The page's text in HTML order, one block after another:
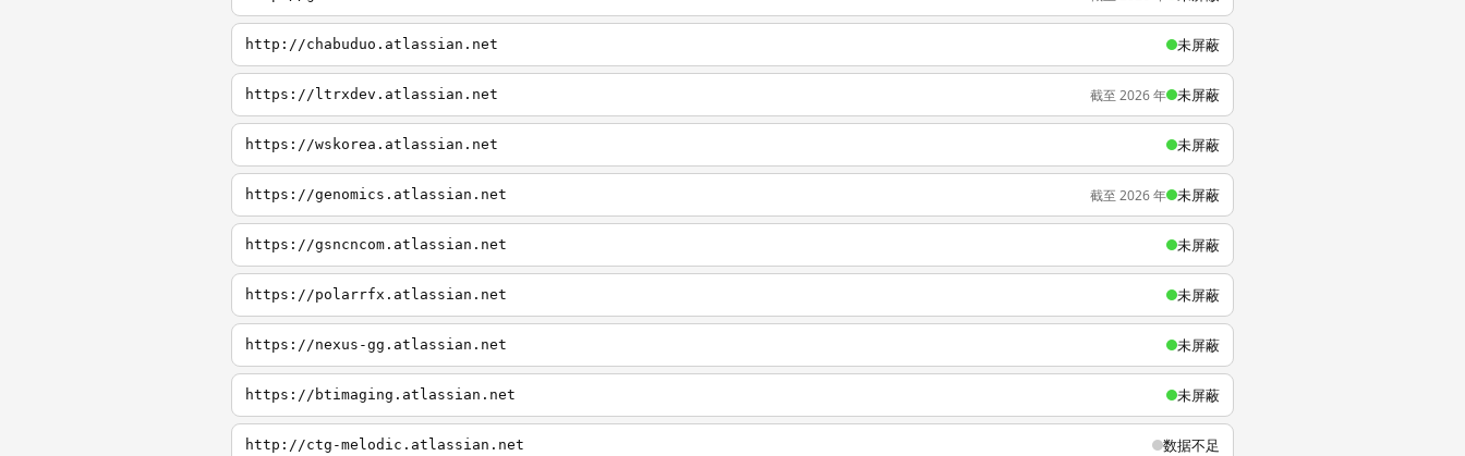
http://chabuduo.atlassian.net 未屏蔽
https://ltrxdev.atlassian.net 截至 2026 年 未屏蔽
https://wskorea.atlassian.net 未屏蔽
https://genomics.atlassian.net 截至 2026 年 未屏蔽
https://gsncncom.atlassian.net 未屏蔽
https://polarrfx.atlassian.net 未屏蔽
https://nexus-gg.atlassian.net 未屏蔽
https://btimaging.atlassian.net 未屏蔽
http://ctg-melodic.atlassian.net 数据不足